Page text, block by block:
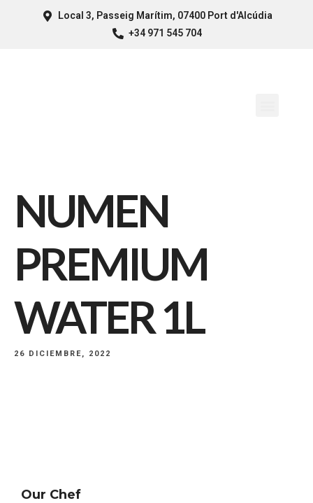
Local 3, Passeig Marítim, 07400 Port d'Alcúdia
+34 971 545 704
NUMEN
PREMIUM
WATER 1L
26 DICIEMBRE, 2022
Our Chef